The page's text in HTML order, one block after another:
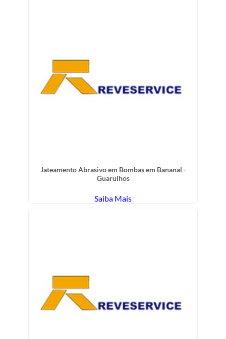
Jateamento Abrasivo em Bombas em Bananal -
Guarulhos
Saiba Mais